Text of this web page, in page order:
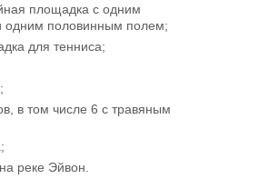
площадка с одним
одним половинным полем;
для тенниса;
в том числе 6 с травяным
реке Эйвон.